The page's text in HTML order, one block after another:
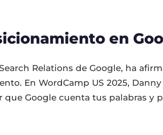
en
Relations de Google, ha
En WordCamp US 2025,
que Google cuenta tus palabras y